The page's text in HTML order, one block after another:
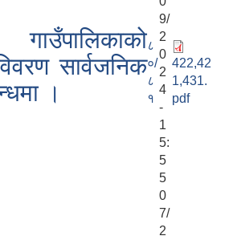
सार्वजनिक
।
८
०/
८
१
9/
2
0
2
4
-
1
5:
5
5
422,42
1,431.
pdf
0
7/
2